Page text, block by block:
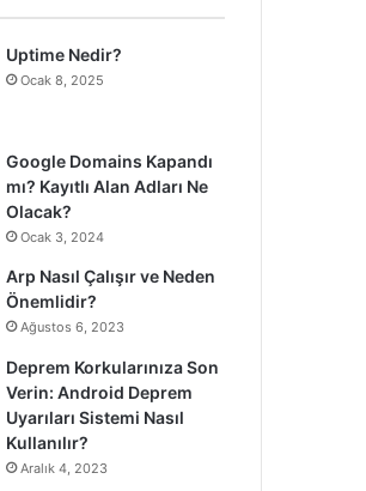
Uptime Nedir?
Ocak 8, 2025
Google Domains Kapandı
mı? Kayıtlı Alan Adları Ne
Olacak?
Ocak 3, 2024
Arp Nasıl Çalışır ve Neden
Önemlidir?
Ağustos 6, 2023
Deprem Korkularınıza Son
Verin: Android Deprem
Uyarıları Sistemi Nasıl
Kullanılır?
Aralık 4, 2023